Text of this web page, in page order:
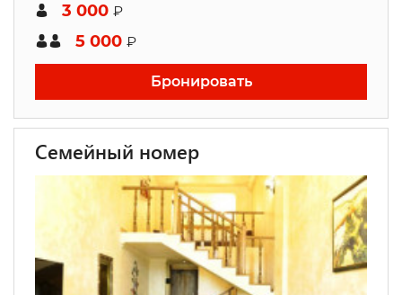
3 000 ₽
5 000 ₽
Бронировать
Семейный номер